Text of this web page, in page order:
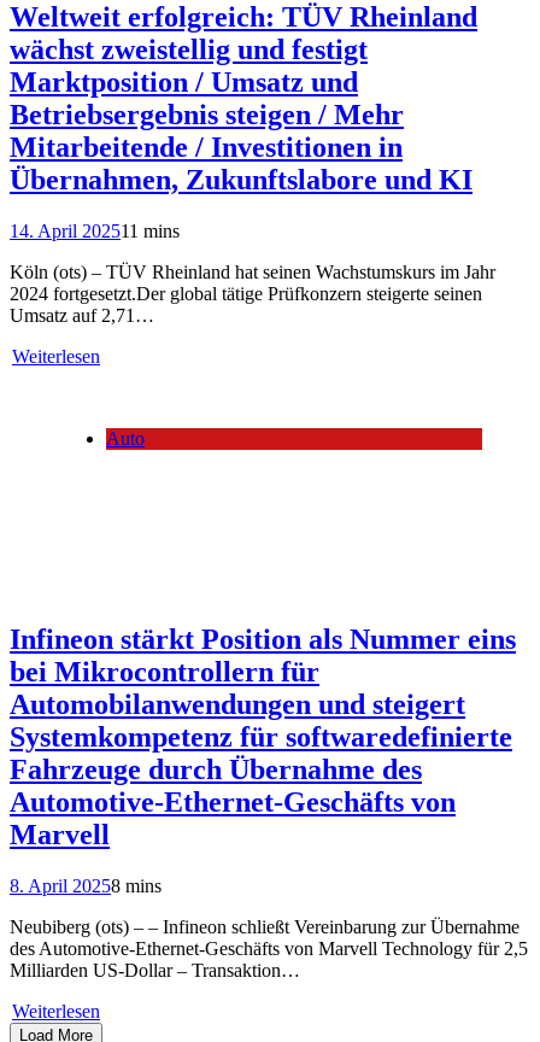
Weltweit erfolgreich: TÜV Rheinland
wächst zweistellig und festigt
Marktposition / Umsatz und
Betriebsergebnis steigen / Mehr
Mitarbeitende / Investitionen in
Übernahmen, Zukunftslabore und KI
14. April 202511 mins
Köln (ots) – TÜV Rheinland hat seinen Wachstumskurs im Jahr
2024 fortgesetzt.Der global tätige Prüfkonzern steigerte seinen
Umsatz auf 2,71…
Weiterlesen
Auto
Infineon stärkt Position als Nummer eins
bei Mikrocontrollern für
Automobilanwendungen und steigert
Systemkompetenz für softwaredefinierte
Fahrzeuge durch Übernahme des
Automotive-Ethernet-Geschäfts von
Marvell
8. April 20258 mins
Neubiberg (ots) – – Infineon schließt Vereinbarung zur Übernahme
des Automotive-Ethernet-Geschäfts von Marvell Technology für 2,5
Milliarden US-Dollar – Transaktion…
Weiterlesen
Load More